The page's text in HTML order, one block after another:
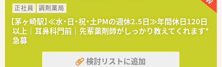
正社員
調剤薬局
【茅ヶ崎駅】≪水・日・祝・土PMの週休2.5日≫年間休日120日
以上｜耳鼻科門前｜先輩薬剤師がしっかり教えてくれます*
急募
検討リストに追加